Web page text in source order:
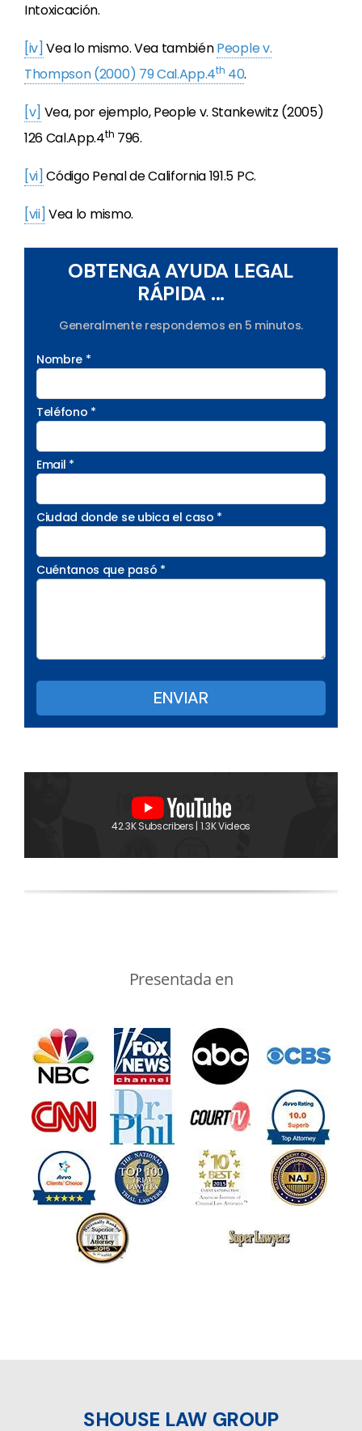
Intoxicación.
[iv] Vea lo mismo. Vea tambiénPeople v.
Thompson (2000) 79 Cal.App.4th 40.
[v] Vea, por ejemplo, People v. Stankewitz (2005)
126 Cal.App.4th 796.
[vi] Código Penal de California 191.5 PC.
[vii] Vea lo mismo.
OBTENGA AYUDA LEGAL
RÁPIDA ...
Generalmente respondemos en 5 minutos.
Nombre *
Teléfono *
Email *
Ciudad donde se ubica el caso *
Cuéntanos que pasó *
42.3K Subscribers | 1.3K Videos
Presentada en
SHOUSE LAW GROUP